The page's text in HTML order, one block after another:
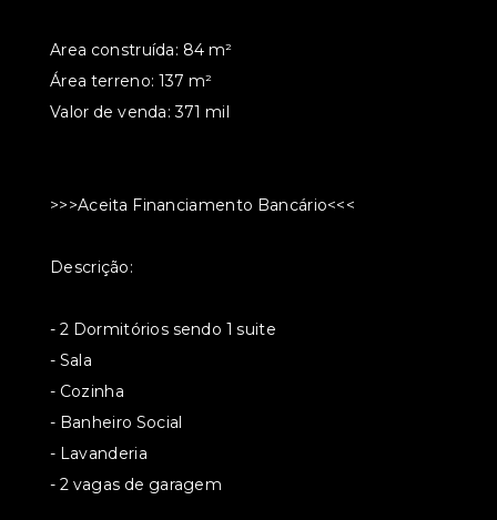
Area construída: 84 m²
Área terreno: 137 m²
Valor de venda: 371 mil
>>>Aceita Financiamento Bancário<<<
Descrição:
- 2 Dormitórios sendo 1 suite
- Sala
- Cozinha
- Banheiro Social
- Lavanderia
- 2 vagas de garagem